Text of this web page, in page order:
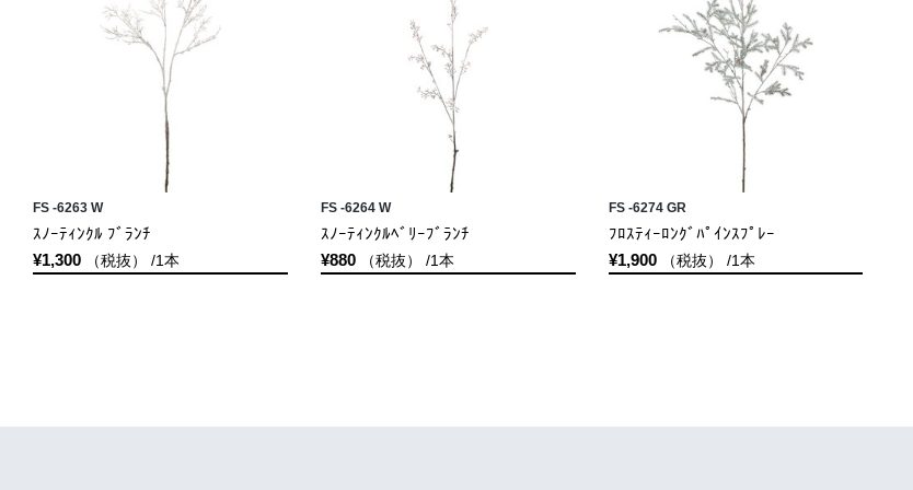
FS -6263 W
ｽﾉｰﾃｨﾝｸﾙ ﾌﾞﾗﾝﾁ
¥1,300 （税抜） /1本
FS -6264 W
ｽﾉｰﾃｨﾝｸﾙﾍﾞﾘｰﾌﾞﾗﾝﾁ
¥880（税抜） /1本
FS -6274 GR
ﾌﾛｽﾃｨｰﾛﾝｸﾞﾊﾟｲﾝｽﾌﾟﾚｰ
¥1,900（税抜） /1本